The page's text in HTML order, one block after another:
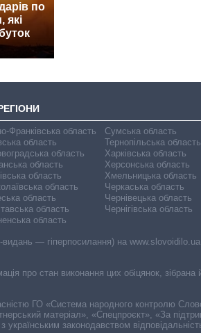
по
які
Франківська область
область
область
область
область
область
область
область
область
Сумська область
Тернопільська область
Харківська область
Херсонська область
Хмельницька область
Черкаська область
Чернівецька область
Чернігівська область
— гіперпосилання) на
про стан виконання цих обіцянок,
ГО «Система народного контролю
матеріал», «Спецпроєкт», «За
законодавством